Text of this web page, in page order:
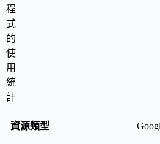
程
式
的
使
用
統
計